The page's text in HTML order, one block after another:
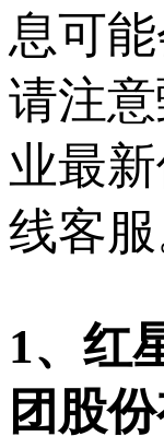
息可
请注
业最
线客服
1、红
团股